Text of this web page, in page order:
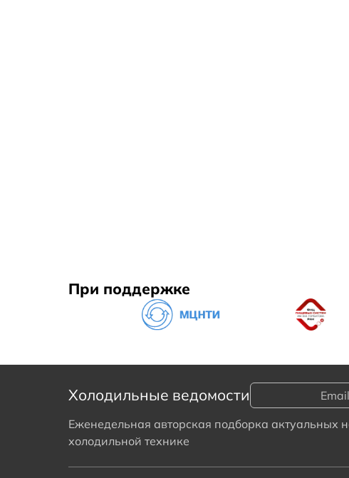
При поддержке
Холодильные ведомости
Еженедельная авторская подборка актуальных
холодильной технике